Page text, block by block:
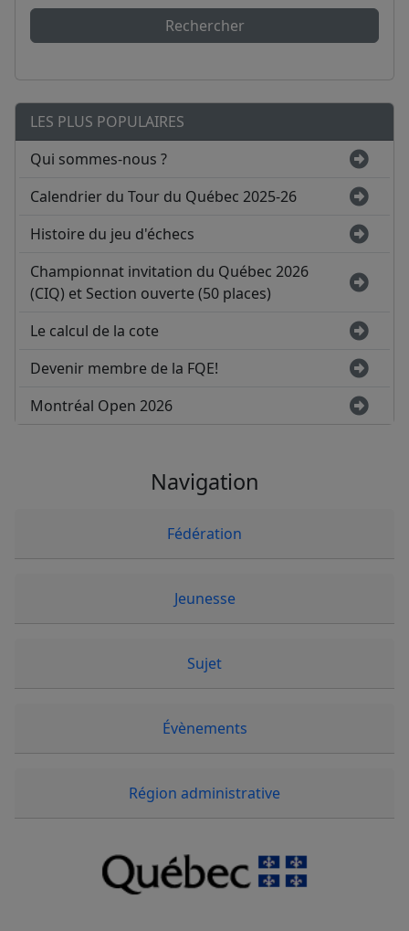
Rechercher
LES PLUS POPULAIRES
Qui sommes-nous ?
Calendrier du Tour du Québec 2025-26
Histoire du jeu d'échecs
Championnat invitation du Québec 2026
(CIQ) et Section ouverte (50 places)
Le calcul de la cote
Devenir membre de la FQE!
Montréal Open 2026
Navigation
Fédération
Jeunesse
Sujet
Évènements
Région administrative